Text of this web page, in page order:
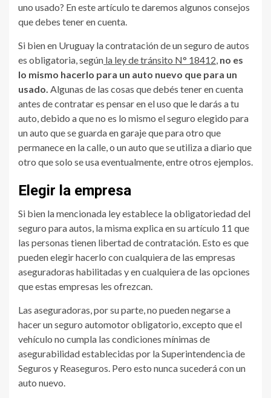
uno usado? En este artículo te daremos algunos consejos
que debes tener en cuenta.
Si bien en Uruguay la contratación de un seguro de autos
es obligatoria, según la ley de tránsito N° 18412 no es
lo mismo hacerlo para un auto nuevo que para un
usado. Algunas de las cosas que debés tener en cuenta
antes de contratar es pensar en el uso que le darás a tu
auto, debido a que no es lo mismo el seguro elegido para
un auto que se guarda en garaje que para otro que
permanece en la calle, o un auto que se utiliza a diario que
otro que solo se usa eventualmente, entre otros ejemplos.
Elegir la empresa
Si bien la mencionada ley establece la obligatoriedad del
seguro para autos, la misma explica en su artículo 11 que
las personas tienen libertad de contratación. Esto es que
pueden elegir hacerlo con cualquiera de las empresas
aseguradoras habilitadas y en cualquiera de las opciones
que estas empresas les ofrezcan.
Las aseguradoras, por su parte, no pueden negarse a
hacer un seguro automotor obligatorio, excepto que el
vehículo no cumpla las condiciones mínimas de
asegurabilidad establecidas por la Superintendencia de
Seguros y Reaseguros. Pero esto nunca sucederá con un
auto nuevo.